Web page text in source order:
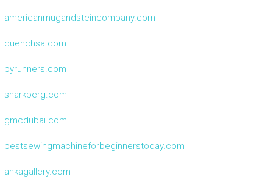
americanmugandsteincompany.com
quenchsa.com
byrunners.com
sharkberg.com
gmcdubai.com
bestsewingmachineforbeginnerstoday.com
ankagallery.com